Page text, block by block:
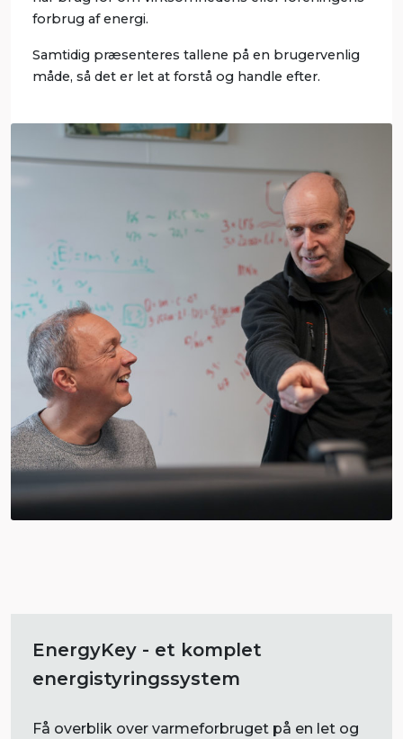
forbrug af energi.
Samtidig præsenteres tallene på en brugervenlig
måde, så det er let at forstå og handle efter.
EnergyKey - et komplet
energistyringssystem
Få overblik over varmeforbruget på en let og